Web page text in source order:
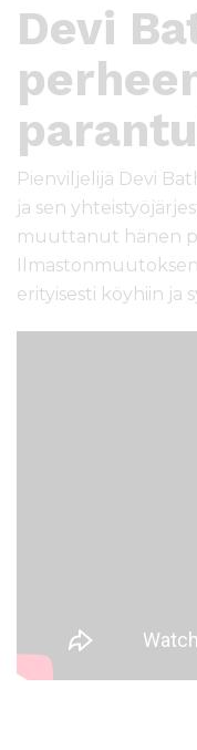
Devi
Pienviljelijä Devi
ja sen
muuttanut hänen
erityisesti köyhiin ja